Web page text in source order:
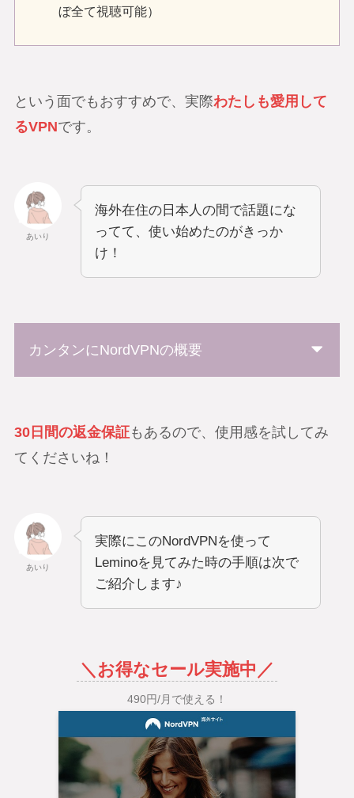
ぼ全て視聴可能）
という面でもおすすめで、実際わたしも愛用して
るVPNです。
あいり
海外在住の日本人の間で話題にな
ってて、使い始めたのがきっか
け！
カンタンにNordVPNの概要
30日間の返金保証もあるので、使用感を試してみ
てくださいね！
あいり
実際にこのNordVPNを使って
Leminoを見てみた時の手順は次で
ご紹介します♪
＼お得なセール実施中／
490円/月で使える！